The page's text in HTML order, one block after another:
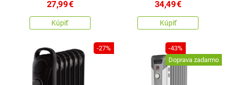
27,99€
Kúpiť
34,49€
Kúpiť
-27%
-43%
Doprava zadarmo